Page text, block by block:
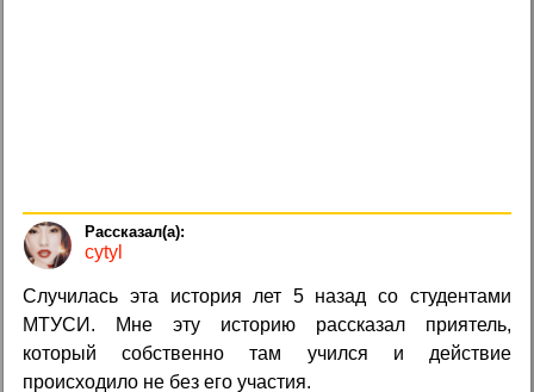
cytyl
Случилась эта история лет 5 назад со студентами
МТУСИ. Мне эту историю рассказал приятель,
который собственно там учился и действие
происходило не без его участия.